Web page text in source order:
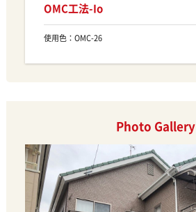
OMC工法-Io
使用色：OMC-26
Photo Gallery